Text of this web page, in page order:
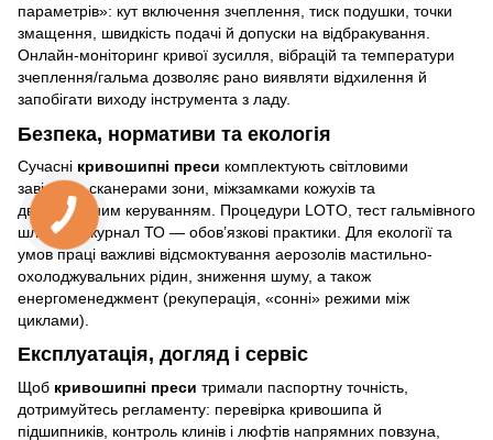
параметрів»: кут включення зчеплення, тиск подушки, точки
змащення, швидкість подачі й допуски на відбракування.
Онлайн-моніторинг кривої зусилля, вібрацій та температури
зчеплення/гальма дозволяє рано виявляти відхилення й
запобігати виходу інструмента з ладу.
Безпека, нормативи та екологія
Сучасні кривошипні преси комплектують світловими
завісами, сканерами зони, міжзамками кожухів та
двоканальним керуванням. Процедури LOTO, тест гальмівного
шляху та журнал ТО — обов’язкові практики. Для екології та
умов праці важливі відсмоктування аерозолів мастильно-
охолоджувальних рідин, зниження шуму, а також
енергоменеджмент (рекуперація, «сонні» режими між
циклами).
Експлуатація, догляд і сервіс
Щоб кривошипні преси тримали паспортну точність,
дотримуйтесь регламенту: перевірка кривошипа й
підшипників, контроль клинів і люфтів напрямних повзуна,